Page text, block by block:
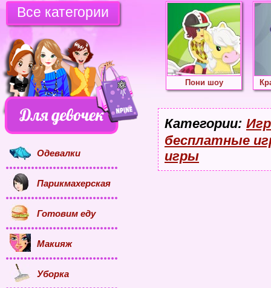
Пони шоу
Категории:
бесплатные
игры
Все категории
Одевалки
Парикмахерская
Готовим еду
Макияж
Уборка